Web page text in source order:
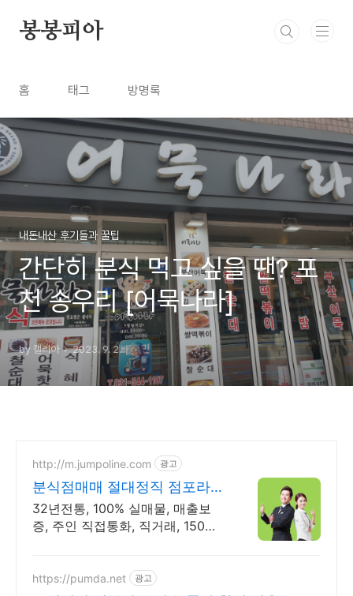
봉봉피아
홈 태그 방명록
내돈내산 후기들과 꿀팁
간단히 분식 먹고 싶을 땐? 포
천 송우리 [어묵나라]
by 캘리아 2023. 9. 2.
http://m.jumpoline.com 광고
분식점매매 절대정직 점포라인
빠른 직거래 & 안전중개거래
32년전통, 100% 실매물, 매출보
증, 주인 직접통화, 직거래, 150명
https://pumda.net 광고